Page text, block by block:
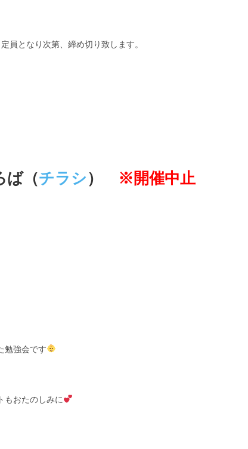
となり次第、締め切り致します。
ば（チラシ） ※開催中止
勉強会です
もおたのしみに